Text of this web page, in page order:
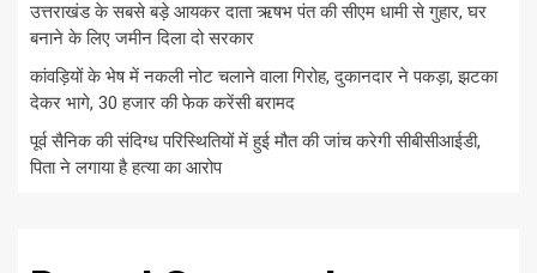
उत्तराखंड के सबसे बड़े आयकर दाता ऋषभ पंत की सीएम धामी से गुहार, घर
बनाने के लिए जमीन दिला दो सरकार
कांवड़ियों के भेष में नकली नोट चलाने वाला गिरोह, दुकानदार ने पकड़ा, झटका
देकर भागे, 30 हजार की फेक करेंसी बरामद
पूर्व सैनिक की संदिग्ध परिस्थितियों में हुई मौत की जांच करेगी सीबीसीआईडी,
पिता ने लगाया है हत्या का आरोप